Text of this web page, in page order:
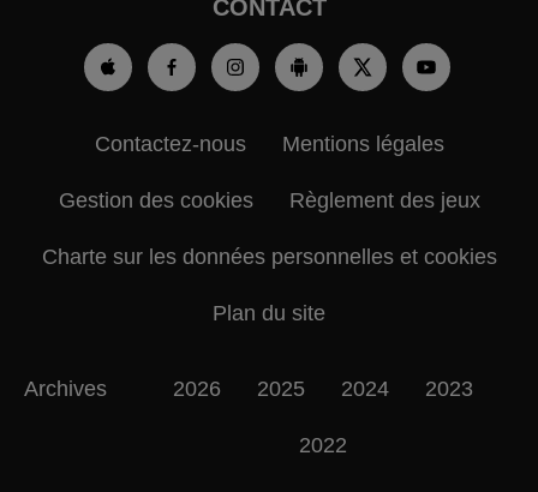
CONTACT
Contactez-nous Mentions légales
Gestion des cookies Règlement des jeux
Charte sur les données personnelles et cookies
Plan du site
Archives 2026 2025 2024 2023
2022